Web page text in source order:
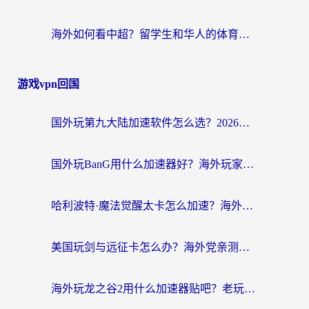
海外如何看中超？留学生和华人的体育赛事观看终极指南（附欧洲杯奥运会观看技巧）
游戏vpn回国
国外玩第九大陆加速软件怎么选？2026终极指南帮你告别延迟卡顿
国外玩BanG用什么加速器好？海外玩家亲测的国服游戏加速终极方案
哈利波特·魔法觉醒太卡怎么加速？海外党亲测有效的国服游戏加速指南
美国玩剑与远征卡怎么办？海外党亲测有效的国服游戏加速指南
海外玩龙之谷2用什么加速器贴吧？老玩家实测推荐，附新加坡猎魂觉醒国外剑与远征加速攻略